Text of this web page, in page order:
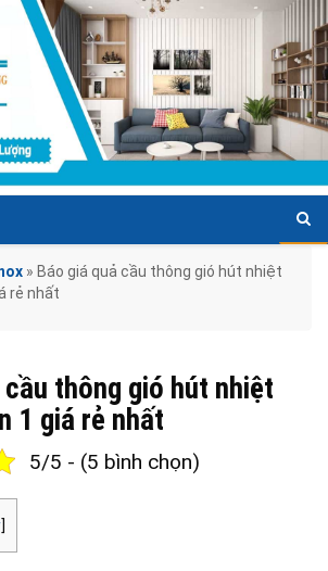
» Báo giá quả cầu thông gió hút nhiệt
rẻ nhất
cầu thông gió hút nhiệt
1 giá rẻ nhất
5/5 - (5 bình chọn)
]